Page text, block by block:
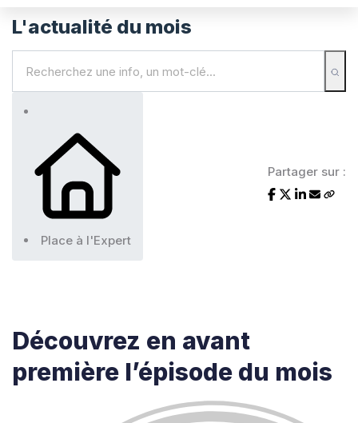
L'actualité du mois
Place à l'Expert
Partager sur :
Découvrez en avant
première l’épisode du mois